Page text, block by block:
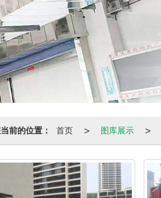
前的位置： 首页 > 图库展示 >